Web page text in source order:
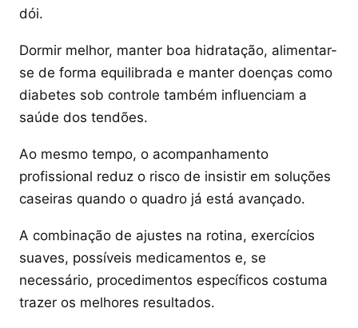
dói.
Dormir melhor, manter boa hidratação, alimentar-
se de forma equilibrada e manter doenças como
diabetes sob controle também influenciam a
saúde dos tendões.
Ao mesmo tempo, o acompanhamento
profissional reduz o risco de insistir em soluções
caseiras quando o quadro já está avançado.
A combinação de ajustes na rotina, exercícios
suaves, possíveis medicamentos e, se
necessário, procedimentos específicos costuma
trazer os melhores resultados.